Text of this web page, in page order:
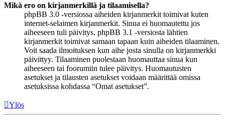
Mikä ero on kirjanmerkillä ja tilaamisella?
phpBB 3.0 -versiossa aiheiden kirjanmerkit toimivat kuten
internet-selaimen kirjanmerkit. Sinua ei huomautettu jos
aiheeseen tuli päivitys. phpBB 3.1 -versiosta lähtien
kirjanmerkit toimivat samaan tapaan kuin aiheiden tilaaminen.
Voit saada ilmoituksen kun aihe josta sinulla on kirjanmerkki
päivittyy. Tilaaminen puolestaan huomauttaa sinua kun
aiheeseen tai foorumiin tulee päivitys. Huomautusten
asetukset ja tilausten asetukset voidaan määrittää omissa
asetuksissa kohdassa “Omat asetukset”.
Ylös